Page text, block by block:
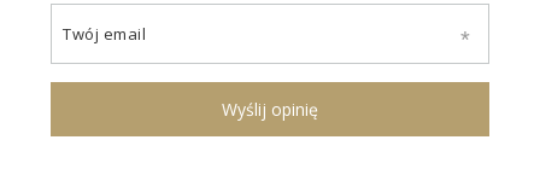
Twój email
Wyślij opinię